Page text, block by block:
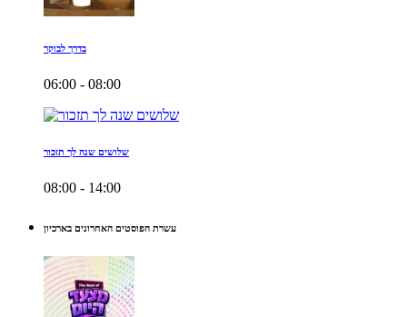
בדרך לבוקר
06:00 - 08:00
שלושים שנה לך תזכור
08:00 - 14:00
עשרת הפוסטים האחרונים בארכיון